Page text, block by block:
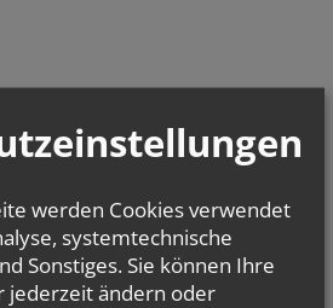
werden Cookies verwendet
systemtechnische
Sonstiges. Sie können Ihre
jederzeit ändern oder